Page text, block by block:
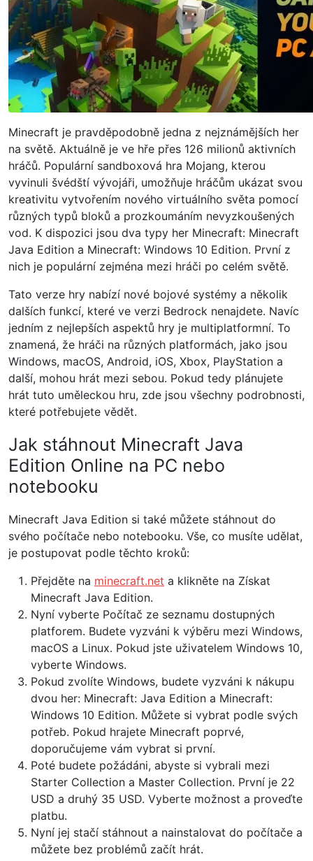
Minecraft je pravděpodobně jedna z nejznámějších her
na světě. Aktuálně je ve hře přes 126 milionů aktivních
hráčů. Populární sandboxová hra Mojang, kterou
vyvinuli švédští vývojáři, umožňuje hráčům ukázat svou
kreativitu vytvořením nového virtuálního světa pomocí
různých typů bloků a prozkoumáním nevyzkoušených
vod. K dispozici jsou dva typy her Minecraft: Minecraft
Java Edition a Minecraft: Windows 10 Edition. První z
nich je populární zejména mezi hráči po celém světě.
Tato verze hry nabízí nové bojové systémy a několik
dalších funkcí, které ve verzi Bedrock nenajdete. Navíc
jedním z nejlepších aspektů hry je multiplatformní. To
znamená, že hráči na různých platformách, jako jsou
Windows, macOS, Android, iOS, Xbox, PlayStation a
další, mohou hrát mezi sebou. Pokud tedy plánujete
hrát tuto uměleckou hru, zde jsou všechny podrobnosti,
které potřebujete vědět.
Jak stáhnout Minecraft Java
Edition Online na PC nebo
notebooku
Minecraft Java Edition si také můžete stáhnout do
svého počítače nebo notebooku. Vše, co musíte udělat,
je postupovat podle těchto kroků:
Přejděte na minecraft.net a klikněte na Získat
Minecraft Java Edition.
Nyní vyberte Počítač ze seznamu dostupných
platforem. Budete vyzváni k výběru mezi Windows,
macOS a Linux. Pokud jste uživatelem Windows 10,
vyberte Windows.
Pokud zvolíte Windows, budete vyzváni k nákupu
dvou her: Minecraft: Java Edition a Minecraft:
Windows 10 Edition. Můžete si vybrat podle svých
potřeb. Pokud hrajete Minecraft poprvé,
doporučujeme vám vybrat si první.
Poté budete požádáni, abyste si vybrali mezi
Starter Collection a Master Collection. První je 22
USD a druhý 35 USD. Vyberte možnost a proveďte
platbu.
Nyní jej stačí stáhnout a nainstalovat do počítače a
můžete bez problémů začít hrát.